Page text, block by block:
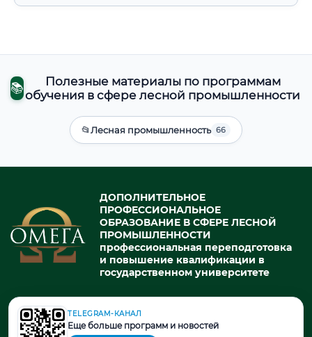
📚
Полезные материалы по программам
обучения в сфере лесной промышленности
📂Лесная промышленность 66
ДОПОЛНИТЕЛЬНОЕ
ПРОФЕССИОНАЛЬНОЕ
ОБРАЗОВАНИЕ В СФЕРЕ ЛЕСНОЙ
ПРОМЫШЛЕННОСТИ
профессиональная переподготовка
и повышение квалификации в
государственном университете
© 2026. При использовании материалов портала активная ссылка
на источник обязательна.
TELEGRAM-КАНАЛ
Еще больше программ и новостей